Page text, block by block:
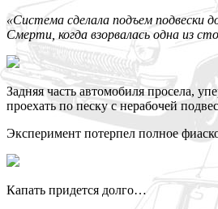
«Система сделала подъем подвески
Смерти, когда взорвалась одна из
Задняя часть автомобиля просела,
проехать по песку с нерабочей
Эксперимент потерпел полное
Капать придется долго…